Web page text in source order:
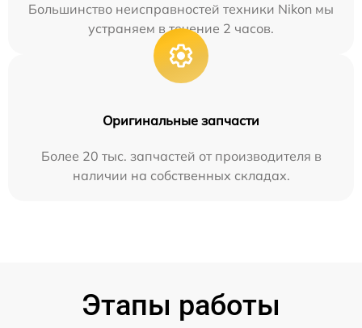
Большинство неисправностей техники Nikon мы
устраняем в течение 2 часов.
Оригинальные запчасти
Более 20 тыс. запчастей от производителя в
наличии на собственных складах.
Этапы работы